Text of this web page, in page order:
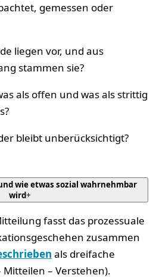
gemessen oder
liegen vor, und aus
stammen sie?
als offen und was als strittig
bleibt unberücksichtigt?
wie etwas sozial wahrnehmbar
wird+
fasst das prozessuale
zusammen
als dreifache
– Verstehen).